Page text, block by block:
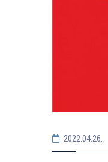
2022.04.26.